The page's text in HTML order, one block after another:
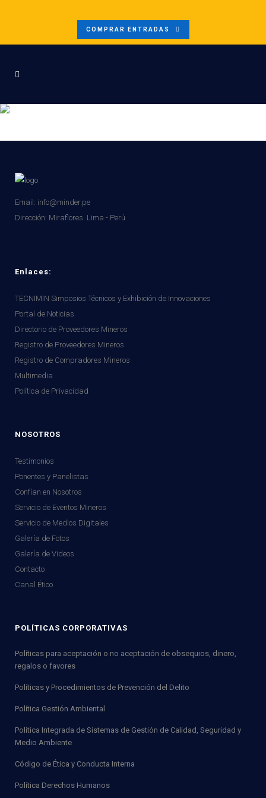
COMPRAR ENTRADAS
Email: info@minder.pe
Dirección: Miraflores. Lima - Perú
Enlaces:
TECNIMIN Simposios Técnicos y Exhibición de Innovaciones
Portal de Noticias
Directorio de Proveedores Mineros
Registro de Proveedores Mineros
Registro de Compradores Mineros
Multimedia
Política de Privacidad
NOSOTROS
Testimonios
Ponentes y Panelistas
Confían en Nosotros
Servicio de Eventos Mineros
Servicio de Medios Digitales
Galería de Fotos
Galería de Videos
Contacto
Canal Ético
POLÍTICAS CORPORATIVAS
Políticas para aceptación o no aceptación de obsequios, dinero,
regalos o favores
Políticas y Procedimientos de Prevención del Delito
Política Gestión Ambiental
Política Integrada de Sistemas de Gestión de Calidad, Seguridad y
Medio Ambiente
Código de Ética y Conducta Interna
Política Derechos Humanos